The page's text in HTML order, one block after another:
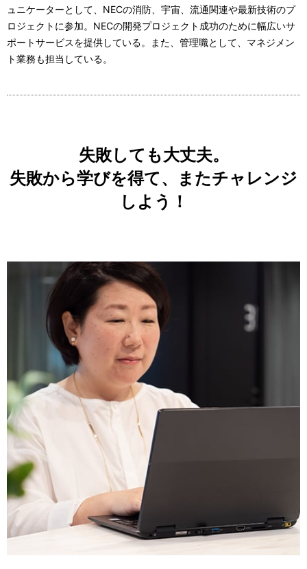
ュニケーターとして、NECの消防、宇宙、流通関連や最新技術のプ
ロジェクトに参加。NECの開発プロジェクト成功のために幅広いサ
ポートサービスを提供している。また、管理職として、マネジメン
ト業務も担当している。
失敗しても大丈夫。
失敗から学びを得て、またチャレンジ
しよう！